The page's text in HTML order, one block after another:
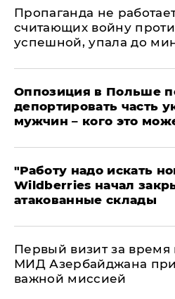
​Пропаганда не
считающих войну
успешной, упала до
Оппозиция в Польше
депортировать часть
мужчин – кого это
"Работу надо искать
Wildberries начал
атакованные склады
Первый визит за время
МИД Азербайджана
важной миссией